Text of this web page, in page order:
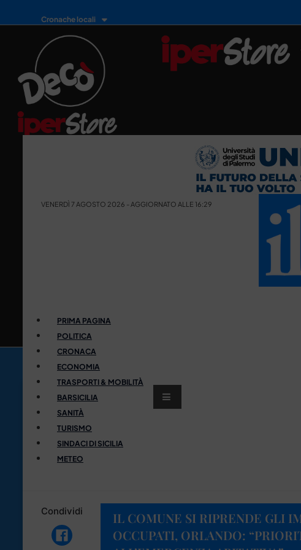
Cronache locali
VENERDÌ 7 AGOSTO 2026 - AGGIORNATO ALLE 16:29
PRIMA PAGINA
POLITICA
CRONACA
ECONOMIA
TRASPORTI & MOBILITÀ
BARSICILIA
SANITÀ
TURISMO
SINDACI DI SICILIA
METEO
Condividi
IL COMUNE SI RIPRENDE GLI
OCCUPATI, ORLANDO: